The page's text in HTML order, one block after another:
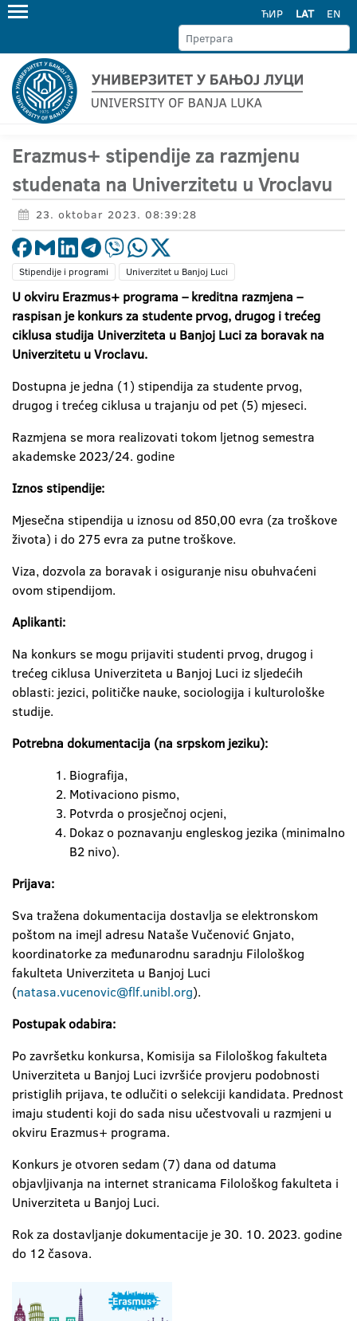
ЋИР LAT EN
Erazmus+ stipendije za razmjenu
studenata na Univerzitetu u Vroclavu
23. oktobar 2023. 08:39:28
Stipendije i programi Univerzitet u Banjoj Luci
U okviru Erazmus+ programa – kreditna razmjena –
raspisan je konkurs za studente prvog, drugog i trećeg
ciklusa studija Univerziteta u Banjoj Luci za boravak na
Univerzitetu u Vroclavu.
Dostupna je jedna (1) stipendija za studente prvog,
drugog i trećeg ciklusa u trajanju od pet (5) mjeseci.
Razmjena se mora realizovati tokom ljetnog semestra
akademske 2023/24. godine
Iznos stipendije:
Mjesečna stipendija u iznosu od 850,00 evra (za troškove
života) i do 275 evra za putne troškove.
Viza, dozvola za boravak i osiguranje nisu obuhvaćeni
ovom stipendijom.
Aplikanti:
Na konkurs se mogu prijaviti studenti prvog, drugog i
trećeg ciklusa Univerziteta u Banjoj Luci iz sljedećih
oblasti: jezici, političke nauke, sociologija i kulturološke
studije.
Potrebna dokumentacija (na srpskom jeziku):
Biografija,
Motivaciono pismo,
Potvrda o prosječnoj ocjeni,
Dokaz o poznavanju engleskog jezika (minimalno
B2 nivo).
Prijava:
Sva tražena dokumentacija dostavlja se elektronskom
poštom na imejl adresu Nataše Vučenović Gnjato,
koordinatorke za međunarodnu saradnju Filološkog
fakulteta Univerziteta u Banjoj Luci
(natasa.vucenovic@flf.unibl.org).
Postupak odabira:
Po završetku konkursa, Komisija sa Filološkog fakulteta
Univerziteta u Banjoj Luci izvršiće provjeru podobnosti
pristiglih prijava, te odlučiti o selekciji kandidata. Prednost
imaju studenti koji do sada nisu učestvovali u razmjeni u
okviru Erazmus+ programa.
Konkurs je otvoren sedam (7) dana od datuma
objavljivanja na internet stranicama Filološkog fakulteta i
Univerziteta u Banjoj Luci.
Rok za dostavljanje dokumentacije je 30. 10. 2023. godine
do 12 časova.